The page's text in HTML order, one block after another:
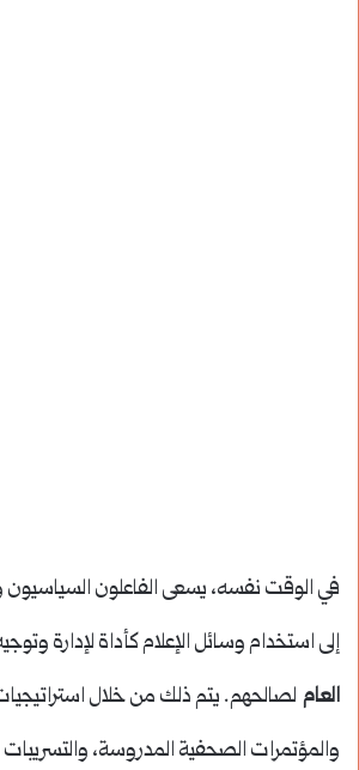
في الوقت نفسه، يسعى الفاعلون
إلى استخدام وسائل الإعلام كأداة لإدارة
العام لصالحهم. يتم ذلك من خلال
والمؤتمرات الصحفية المدروسة، والتسريبات